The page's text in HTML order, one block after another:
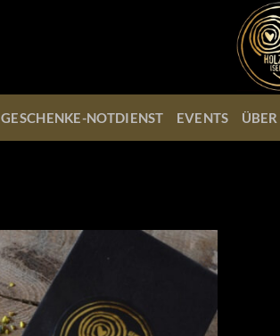
GESCHENKE-NOTDIENST EVENTS